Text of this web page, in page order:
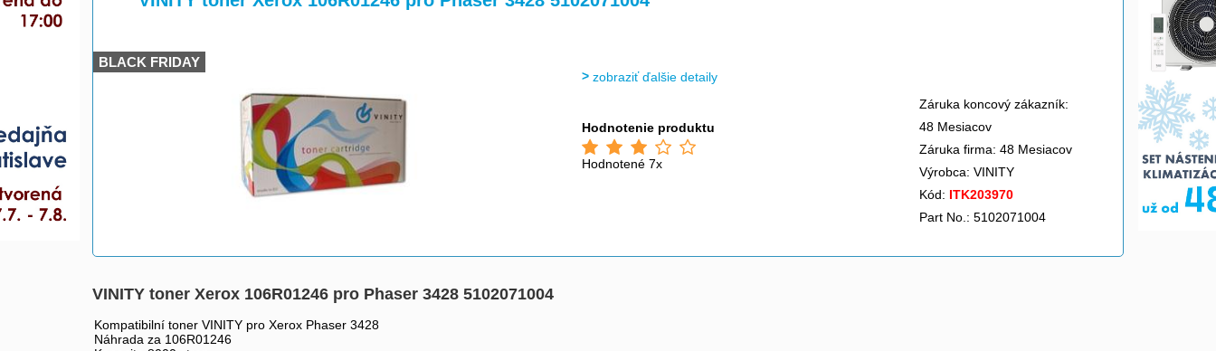
>>>>
BLACK FRIDAY
zobraziť ďalšie detaily
Hodnotenie produktu
Hodnotené 7x
Záruka koncový zákazník:
48 Mesiacov
Záruka firma: 48 Mesiacov
Výrobca: VINITY
Kód: ITK203970
Part No.: 5102071004
VINITY toner Xerox 106R01246 pro Phaser 3428 5102071004
Kompatibilní toner VINITY pro Xerox Phaser 3428
Náhrada za 106R01246